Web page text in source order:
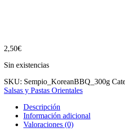
2,50€
Sin existencias
SKU: Sempio_KoreanBBQ_300g
Salsas y Pastas Orientales
Descripción
Información adicional
Valoraciones (0)